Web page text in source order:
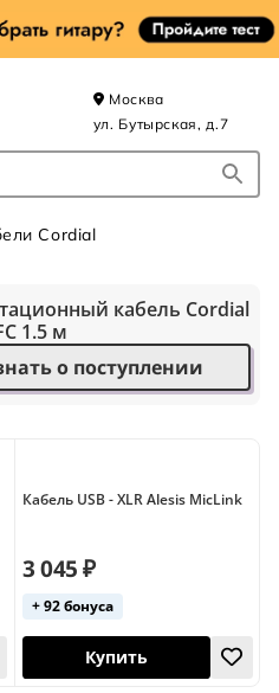
Москва
ул. Бутырская, д.7
Cordial
кабель Cordial
1.5 м
о поступлении
Кабель USB - XLR Alesis MicLink
3 045 ₽
+ 92 бонуса